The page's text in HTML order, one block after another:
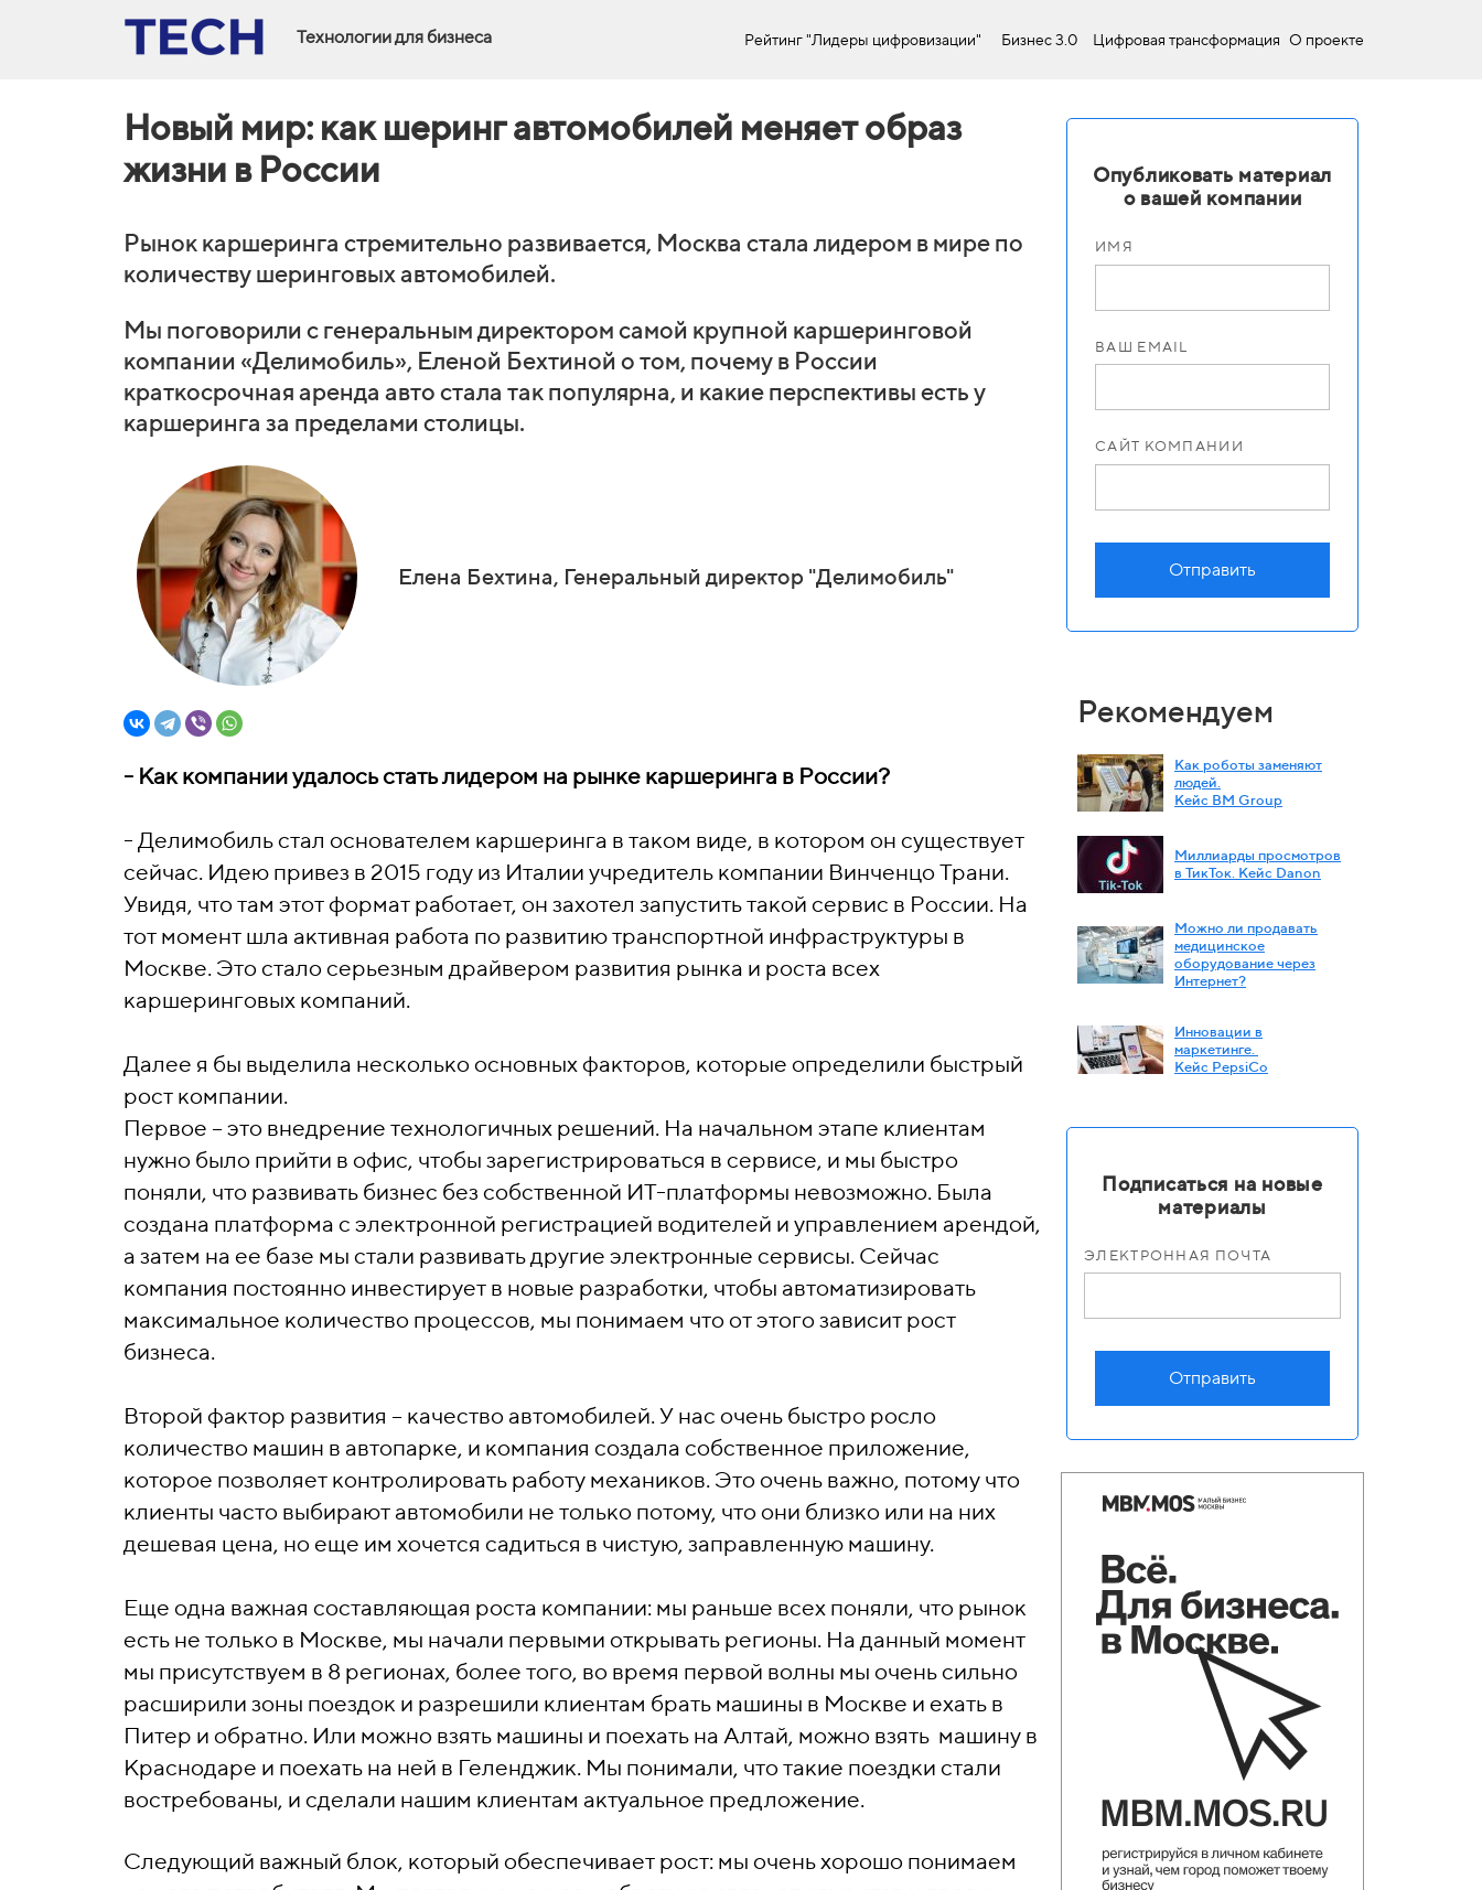
Технологии для бизнеса Рейтинг "Лидеры цифровизации" Бизнес 3.0 Цифровая трансформация О проекте
Новый мир: как шеринг автомобилей меняет образ
жизни в России
Рынок каршеринга стремительно развивается, Москва стала лидером в мире по
количеству шеринговых автомобилей.
Мы поговорили с генеральным директором самой крупной каршеринговой
компании «Делимобиль», Еленой Бехтиной о том, почему в России
краткосрочная аренда авто стала так популярна, и какие перспективы есть у
каршеринга за пределами столицы.
Елена Бехтина, Генеральный директор "Делимобиль"
- Как компании удалось стать лидером на рынке каршеринга в России?
- Делимобиль стал основателем каршеринга в таком виде, в котором он существует
сейчас. Идею привез в 2015 году из Италии учредитель компании Винченцо Трани.
Увидя, что там этот формат работает, он захотел запустить такой сервис в России. На
тот момент шла активная работа по развитию транспортной инфраструктуры в
Москве. Это стало серьезным драйвером развития рынка и роста всех
каршеринговых компаний.
Далее я бы выделила несколько основных факторов, которые определили быстрый
рост компании.
Первое – это внедрение технологичных решений. На начальном этапе клиентам
нужно было прийти в офис, чтобы зарегистрироваться в сервисе, и мы быстро
поняли, что развивать бизнес без собственной ИТ-платформы невозможно. Была
создана платформа с электронной регистрацией водителей и управлением арендой,
а затем на ее базе мы стали развивать другие электронные сервисы. Сейчас
компания постоянно инвестирует в новые разработки, чтобы автоматизировать
максимальное количество процессов, мы понимаем что от этого зависит рост
бизнеса.
Второй фактор развития – качество автомобилей. У нас очень быстро росло
количество машин в автопарке, и компания создала собственное приложение,
которое позволяет контролировать работу механиков. Это очень важно, потому что
клиенты часто выбирают автомобили не только потому, что они близко или на них
дешевая цена, но еще им хочется садиться в чистую, заправленную машину.
Еще одна важная составляющая роста компании: мы раньше всех поняли, что рынок
есть не только в Москве, мы начали первыми открывать регионы. На данный момент
мы присутствуем в 8 регионах, более того, во время первой волны мы очень сильно
расширили зоны поездок и разрешили клиентам брать машины в Москве и ехать в
Питер и обратно. Или можно взять машины и поехать на Алтай, можно взять машину в
Краснодаре и поехать на ней в Геленджик. Мы понимали, что такие поездки стали
востребованы, и сделали нашим клиентам актуальное предложение.
Следующий важный блок, который обеспечивает рост: мы очень хорошо понимаем
Опубликовать материал
о вашей компании
ИМЯ
ВАШ EMAIL
САЙТ КОМПАНИИ
Отправить
Рекомендуем
Как роботы заменяют
людей.
Кейс BM Group
Миллиарды просмотров
в ТикТок. Кейс Danon
Можно ли продавать
медицинское
оборудование через
Интернет?
Инновации в
маркетинге.
Кейс PepsiСo
Подписаться на новые
материалы
ЭЛЕКТРОННАЯ ПОЧТА
Отправить